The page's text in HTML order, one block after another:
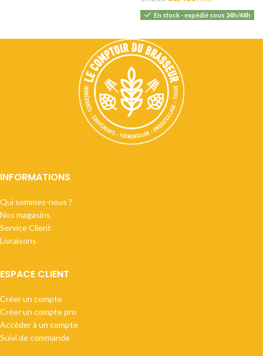
En stock - expédié sous 24h/48h
INFORMATIONS
Qui sommes-nous ?
Nos magasins
Service Client
Livraisons
ESPACE CLIENT
Créer un compte
Créer un compte pro
Accèder à un compte
Suivi de commande